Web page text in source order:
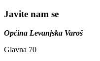
Javite nam se
Općina Levanjska Varoš
Glavna 70